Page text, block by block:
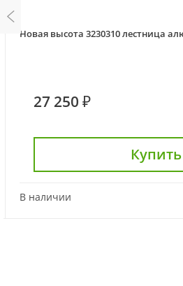
Новая высота 3230310 лестница
27 250 ₽
Купить
В наличии